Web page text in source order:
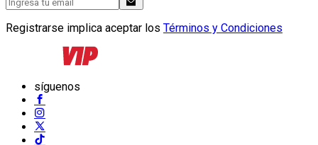
Registrarse implica aceptar los Términos y Condiciones
síguenos